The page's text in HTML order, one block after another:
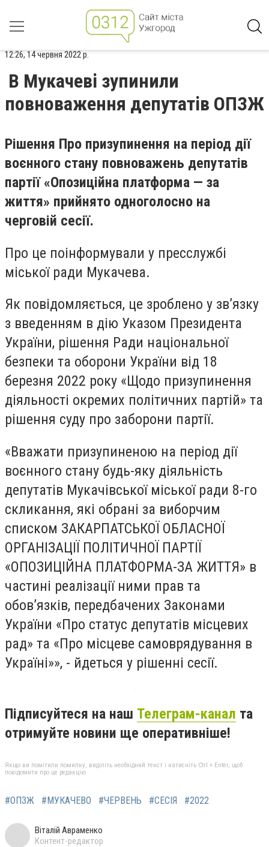
12:26, 14 червня 2022 р.
В Мукачеві зупинили
повноваження депутатів ОПЗЖ
Рішення Про призупинення на період дії
воєнного стану повноважень депутатів
партії «Опозиційна платформа — за
життя» прийнято одноголосно на
черговій сесії.
Про це поінформували у пресслужбі
міської ради Мукачева.
Як повідомляється, це зроблено у зв’язку
з введенням в дію Указом Президента
України, рішення Ради національної
безпеки та оборони України від 18
березня 2022 року «Щодо призупинення
діяльності окремих політичних партій» та
рішення суду про заборони партії.
«Вважати призупиненою на період дії
воєнного стану будь-яку діяльність
депутатів Мукачівської міської ради 8-го
скликання, які обрані за виборчим
списком ЗАКАРПАТСЬКОЇ ОБЛАСНОЇ
ОРГАНІЗАЦІЇ ПОЛІТИЧНОЇ ПАРТІЇ
«ОПОЗИЦІЙНА ПЛАТФОРМА-ЗА ЖИТТЯ» в
частині реалізації ними прав та
обов’язків, передбачених Законами
України «Про статус депутатів місцевих
рад» та «Про місцеве самоврядування в
Україні»», - йдеться у рішенні сесії.
Підписуйтеся на наш Телеграм-канал та
отримуйте новини ще оперативніше!
Якщо ви помітили помилку, виділіть необхідний текст і натисніть Ctrl + Enter, щоб
повідомити про це редакцію
#ОПЗЖ #МУКАЧЕВО #ЧЕРВЕНЬ #СЕСІЯ #2022
Віталій Авраменко
Контент-редактор